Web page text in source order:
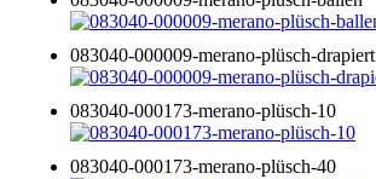
083040-000009-merano-plüsch-drapiert
083040-000173-merano-plüsch-10
083040-000173-merano-plüsch-40